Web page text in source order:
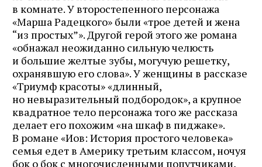
в комнате. У второстепенного персонажа
«Марша Радецкого» были «трое детей и жена
“из простых”». Другой герой этого же романа
«обнажал неожиданно сильную челюсть
и большие желтые зубы, могучую решетку,
охранявшую его слова». У женщины в рассказе
«Триумф красоты» «длинный,
но невыразительный подбородок», а крупное
квадратное тело персонажа того же рассказа
делает его похожим «на шкаф в пиджаке».
В романе «Иов: История простого человека»
семья едет в Америку третьим классом, ночуя
бок о бок с многочисленными попутчиками,